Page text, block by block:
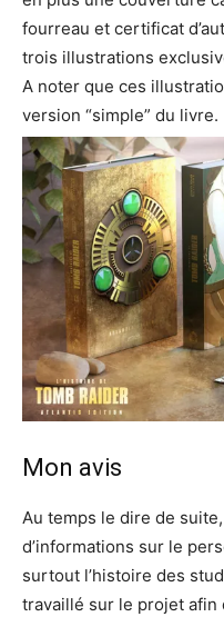
fourreau et certificat
trois illustrations
A noter que ces
version “simple” du livre.
Mon avis
Au temps le dire de
d’informations sur le
surtout l’histoire des
travaillé sur le projet afin